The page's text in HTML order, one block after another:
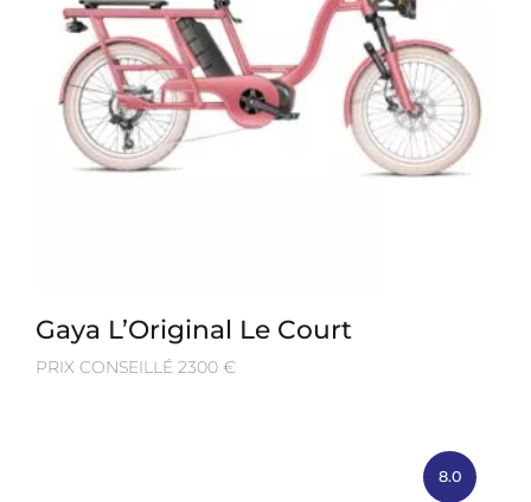
Gaya L’Original Le Court
PRIX CONSEILLÉ 2300 €
8.0